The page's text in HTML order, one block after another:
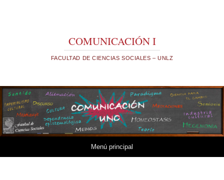
COMUNICACIÓN I
FACULTAD DE CIENCIAS SOCIALES – UNLZ
Menú principal